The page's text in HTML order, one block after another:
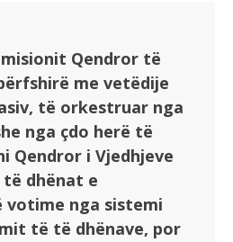
Qendror të
me vetëdije
të orkestruar nga
nga çdo herë të
Qendror i Vjedhjeve
dhënat e
votime nga sistemi
të të dhënave, por